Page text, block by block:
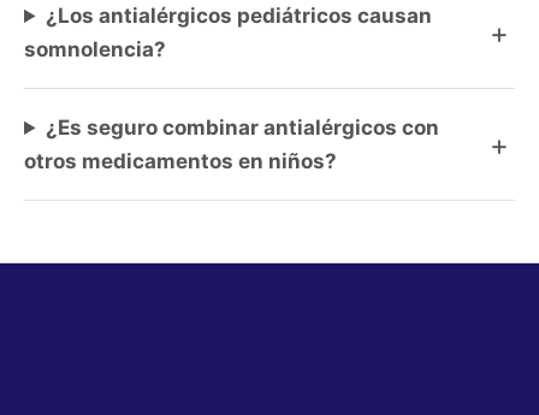
¿Los antialérgicos pediátricos causan
somnolencia?
¿Es seguro combinar antialérgicos con
otros medicamentos en niños?